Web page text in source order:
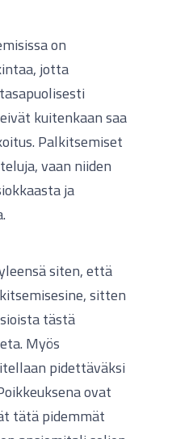
on
jotta
kuitenkaan saa
Palkitsemiset
vaan niiden
ja
siten, että
sitten
tästä
Myös
pidettäväksi
ovat
tätä pidemmät